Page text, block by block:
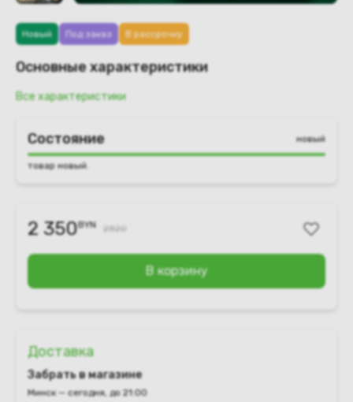
Новый Под заказ В рассрочку
Основные характеристики
Все характеристики
Состояние новый
товар новый.
2 350BYN 2820
В корзину
Доставка
Забрать в магазине
Минск — сегодня, до 21:00